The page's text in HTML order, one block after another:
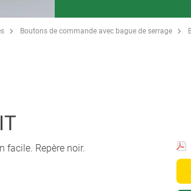
Boutons de commande avec bague de serrage
facile. Repère noir.